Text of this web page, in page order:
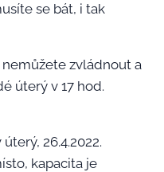
se bát, i tak
zvládnout a
úterý v 17 hod.
26.4.2022.
kapacita je